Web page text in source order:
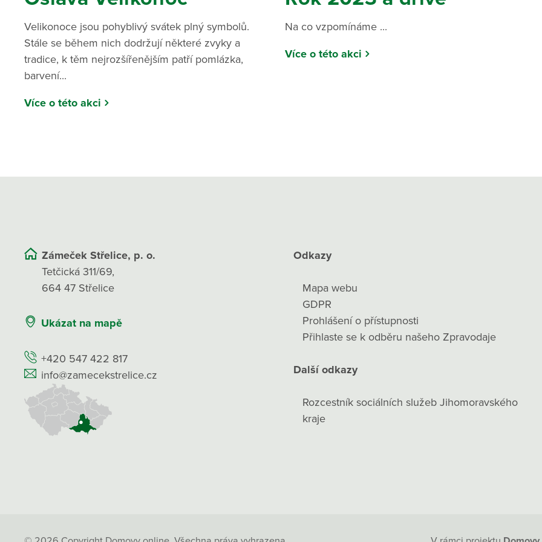
Velikonoce jsou pohyblivý svátek plný symbolů.
Stále se během nich dodržují některé zvyky a
tradice, k těm nejrozšířenějším patří pomlázka,
barvení...
Více o této akci
Na co vzpomínáme ...
Více o této akci
Zámeček Střelice, p. o.
Tetčická 311/69,
664 47 Střelice
Ukázat na mapě
+420 547 422 817
info@zamecekstrelice.cz
Odkazy
Mapa webu
GDPR
Prohlášení o přístupnosti
Přihlaste se k odběru našeho Zpravodaje
Další odkazy
Rozcestník sociálních služeb Jihomoravského
kraje